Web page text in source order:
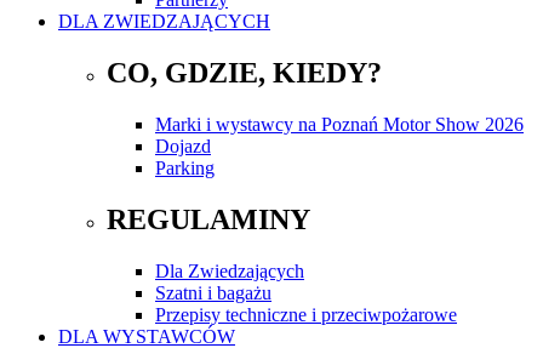
DLA ZWIEDZAJĄCYCH
CO, GDZIE, KIEDY?
Marki i wystawcy na Poznań Motor Show 2026
Dojazd
Parking
REGULAMINY
Dla Zwiedzających
Szatni i bagażu
Przepisy techniczne i przeciwpożarowe
DLA WYSTAWCÓW